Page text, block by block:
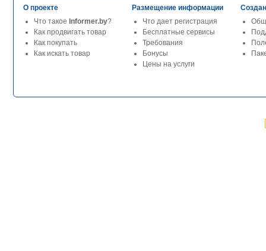
О проекте
Что такое Informer.by?
Как продвигать товар
Как покупать
Как искать товар
Размещение информации
Что дает регистрация
Бесплатные сервисы
Требования
Бонусы
Цены на услуги